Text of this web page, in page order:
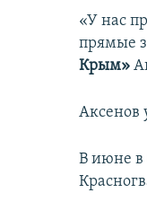
«У нас
прямые
Крым»
Аксенов
В июне